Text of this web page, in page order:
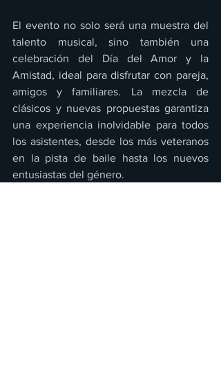
El evento no solo será una muestra del
talento musical, sino también una
celebración del Día del Amor y la
Amistad, ideal para disfrutar con pareja,
amigos y familiares. La mezcla de
clásicos y nuevas propuestas garantiza
una experiencia inolvidable para todos
los asistentes, desde los más veteranos
en la pista de baile hasta los nuevos
entusiastas del género.